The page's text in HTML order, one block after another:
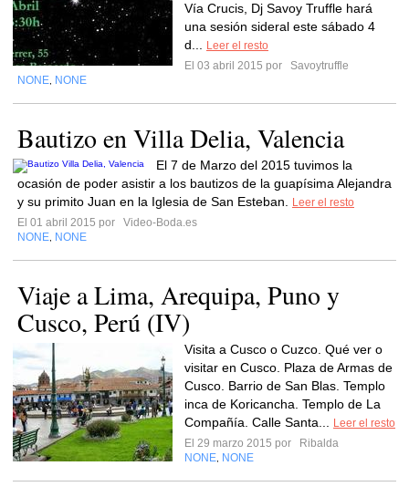
Vía Crucis, Dj Savoy Truffle hará
una sesión sideral este sábado 4
d...
Leer el resto
El 03 abril 2015 por
Savoytruffle
NONE NONE
Bautizo en Villa Delia, Valencia
El 7 de Marzo del 2015 tuvimos la
ocasión de poder asistir a los bautizos de la guapísima Alejandra
y su primito Juan en la Iglesia de San Esteban.
Leer el resto
El 01 abril 2015 por
Video-Boda.es
NONE NONE
Viaje a Lima, Arequipa, Puno y
Cusco, Perú (IV)
Visita a Cusco o Cuzco. Qué ver o
visitar en Cusco. Plaza de Armas de
Cusco. Barrio de San Blas. Templo
inca de Koricancha. Templo de La
Compañía. Calle Santa...
Leer el resto
El 29 marzo 2015 por
Ribalda
NONE NONE